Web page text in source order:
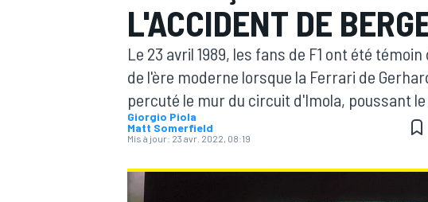
MOTOGP
L'ACCIDENT DE
Le 23 avril 1989, les fans de F1 ont été
de l'ère moderne lorsque la Ferrari de
percuté le mur du circuit d'Imola, poussant
Giorgio Piola
Matt Somerfield
Mis à jour: 23 avr. 2022, 08:19